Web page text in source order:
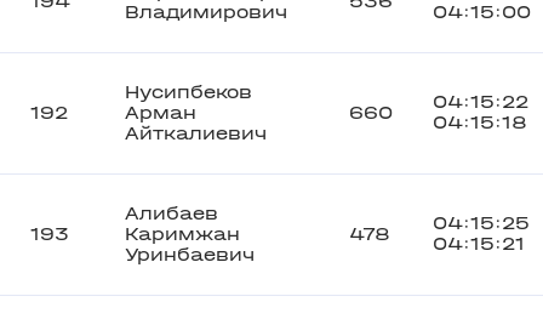
Владимирович
04:15:00
192
Нусипбеков
Арман
Айткалиевич
660
04:15:22
04:15:18
193
Алибаев
Каримжан
Уринбаевич
478
04:15:25
04:15:21